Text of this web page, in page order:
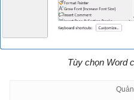
Tùy chọn Word